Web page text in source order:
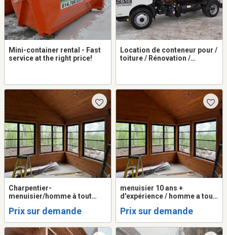
Mini-container rental - Fast
service at the right price!
Location de conteneur pour /
toiture / Rénovation /
Charpentier-
menuisier/homme à tout
Prix sur demande
menuisier 10 ans +
d'expérience / homme a tout
Prix sur demande